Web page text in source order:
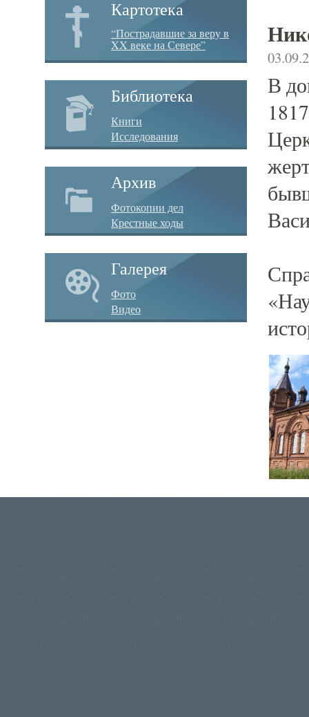
Картотека
“Пострадавшие за веру в
XX веке на Севере”
Библиотека
Книги
Исследования
Архив
Фотокопии дел
Крестные ходы
Галерея
Фото
Видео
В